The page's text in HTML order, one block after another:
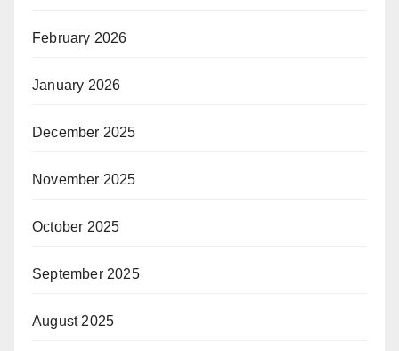
February 2026
January 2026
December 2025
November 2025
October 2025
September 2025
August 2025